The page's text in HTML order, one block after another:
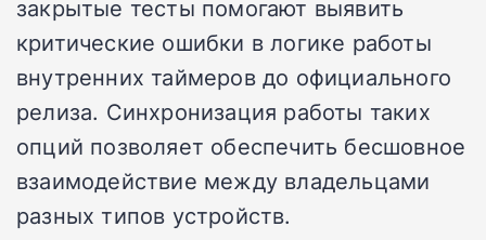
закрытые тесты помогают выявить
критические ошибки в логике работы
внутренних таймеров до официального
релиза. Синхронизация работы таких
опций позволяет обеспечить бесшовное
взаимодействие между владельцами
разных типов устройств.